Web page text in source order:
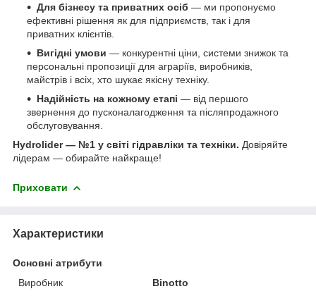
Для бізнесу та приватних осіб — ми пропонуємо
ефективні рішення як для підприємств, так і для
приватних клієнтів.
Вигідні умови — конкурентні ціни, системи знижок та
персональні пропозиції для аграріїв, виробників,
майстрів і всіх, хто шукає якісну техніку.
Надійність на кожному етапі — від першого
звернення до пусконалагодження та післяпродажного
обслуговування.
Hydrolider — №1 у світі гідравліки та техніки. Довіряйте
лідерам — обирайте найкраще!
Приховати
Характеристики
Основні атрибути
Виробник
Binotto